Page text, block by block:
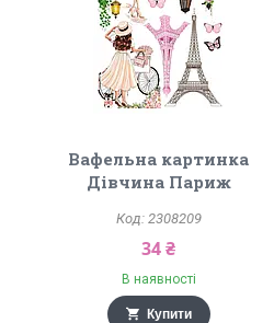
Вафельна картинка
Дівчина Париж
2308209
34 ₴
В наявності
Купити